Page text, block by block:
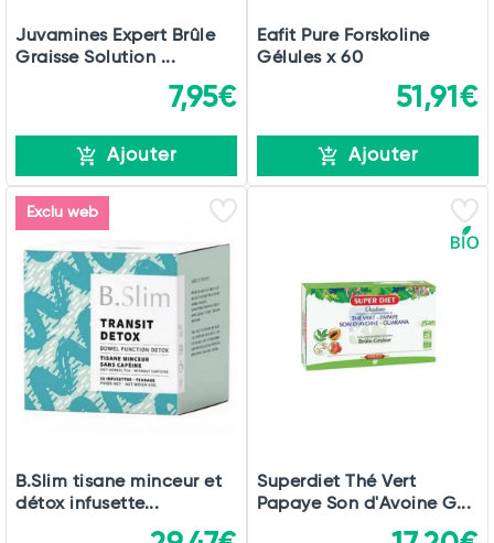
Juvamines Expert Brûle
Graisse Solution ...
7,95€
Ajouter
Eafit Pure Forskoline
Gélules x 60
51,91€
Ajouter
Exclu web
B.Slim tisane minceur et
détox infusette...
Superdiet Thé Vert
Papaye Son d'Avoine G...